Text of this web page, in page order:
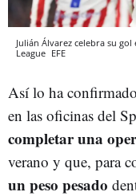
Julián Álvarez celebra su
League EFE
Así lo ha
en las oficinas del
completar una
verano y que, para
un peso pesado